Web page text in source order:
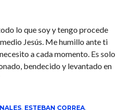
lo que soy y tengo procede
Jesús. Me humillo ante ti
a cada momento. Es solo
bendecido y levantado en
, ESTEBAN CORREA,